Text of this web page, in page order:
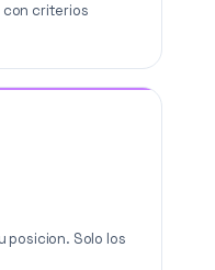
con criterios
posicion. Solo los